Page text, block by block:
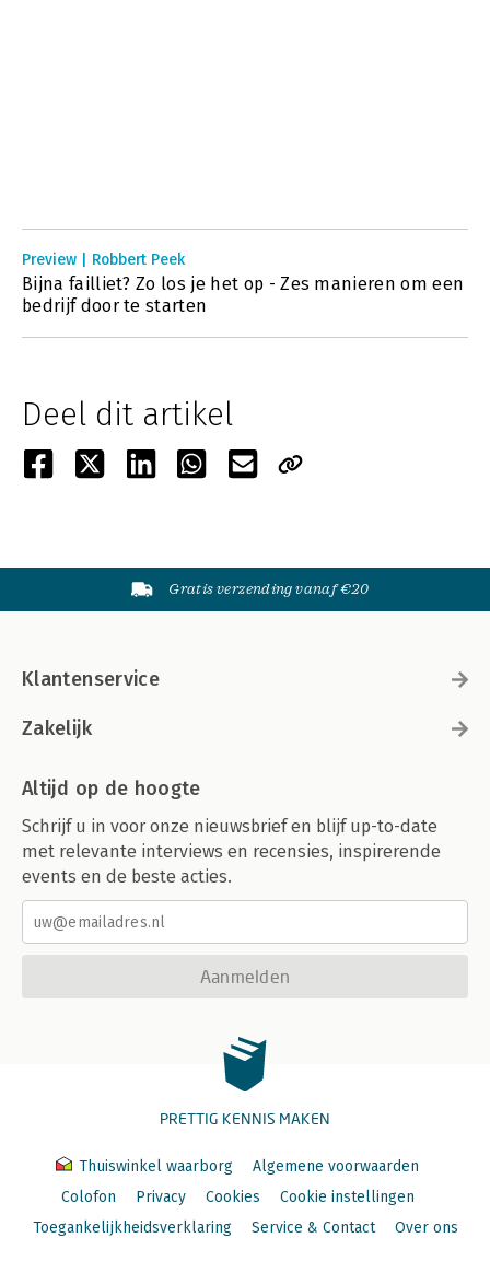
Preview | Robbert Peek
Bijna failliet? Zo los je het op - Zes manieren om een
bedrijf door te starten
Deel dit artikel
Gratis verzending vanaf €20
Klantenservice
Zakelijk
Altijd op de hoogte
Schrijf u in voor onze nieuwsbrief en blijf up-to-date
met relevante interviews en recensies, inspirerende
events en de beste acties.
Aanmelden
PRETTIG KENNIS MAKEN
Thuiswinkel waarborg
Algemene voorwaarden
Colofon
Privacy Cookies
Cookie instellingen
Toegankelijkheidsverklaring
Service & Contact Over ons